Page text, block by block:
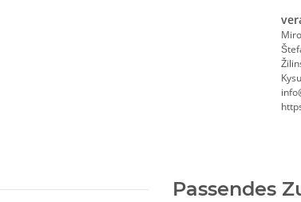
Passendes